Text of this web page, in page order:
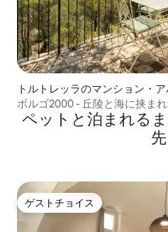
トルトレッラのマンション・ア
ボルゴ2000 - 丘陵と海に挟ま
ペットと泊まれる
先
ゲストチョイス
ゲストチョイス